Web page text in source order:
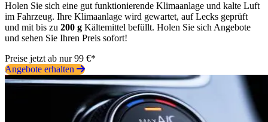
Holen Sie sich eine gut funktionierende Klimaanlage und kalte Luft
im Fahrzeug. Ihre Klimaanlage wird gewartet, auf Lecks geprüft
und mit bis zu 200 g Kältemittel befüllt. Holen Sie sich Angebote
und sehen Sie Ihren Preis sofort!
Preise jetzt ab nur 99 €*
Angebote erhalten